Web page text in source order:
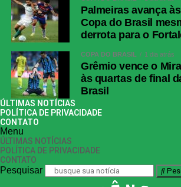
LinkedIn
Share
Palmeiras avança
Copa do Brasil
derrota para o
COPA DO BRASIL 1 dia atrás
Grêmio vence o
às quartas de final
Brasil
ÚLTIMAS NOTÍCIAS
POLÍTICA DE PRIVACIDADE
CONTATO
Menu
ÚLTIMAS NOTÍCIAS
POLÍTICA DE PRIVACIDADE
CONTATO
Pesquisar